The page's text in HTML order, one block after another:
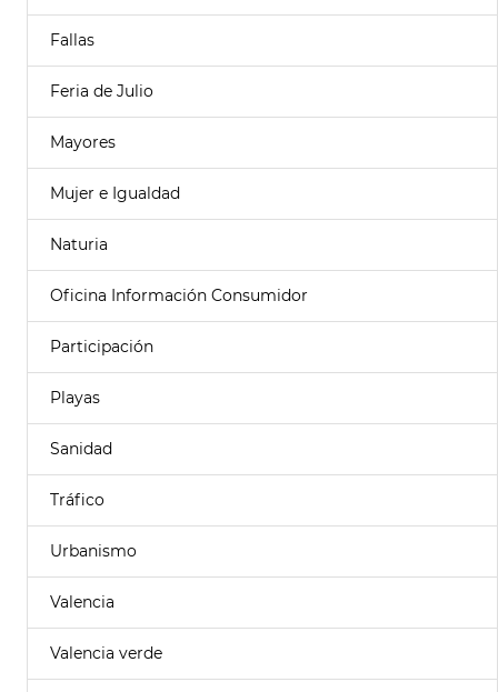
Fallas
Feria de Julio
Mayores
Mujer e Igualdad
Naturia
Oficina Información Consumidor
Participación
Playas
Sanidad
Tráfico
Urbanismo
Valencia
Valencia verde